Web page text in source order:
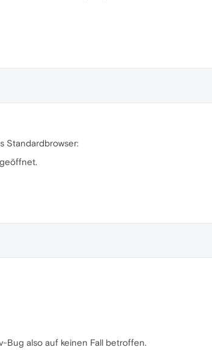
Standardbrowser:
Bug also auf keinen Fall betroffen.